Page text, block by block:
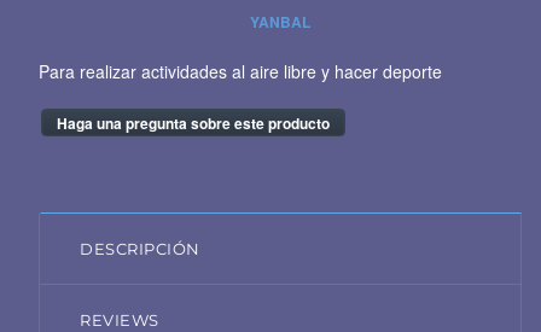
YANBAL
Para realizar actividades al aire libre y hacer deporte
Haga una pregunta sobre este producto
DESCRIPCIÓN
REVIEWS